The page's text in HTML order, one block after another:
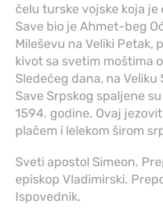
čelu turske vojske koja
Save bio je Ahmet-beg
Mileševu na Veliki Petak,
kivot sa svetim moštima
Sledećeg dana, na
Save Srpskog spaljene
1594. godine. Ovaj
plačem i lelekom širom
Sveti apostol Simeon.
episkop Vladimirski.
Ispovednik.